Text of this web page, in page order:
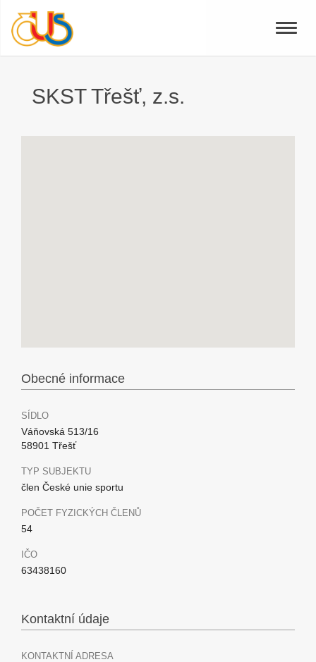
Toggle
SKST Třešť, z.s.
Obecné informace
SÍDLO
Váňovská 513/16
58901 Třešť
TYP SUBJEKTU
člen České unie sportu
POČET FYZICKÝCH ČLENŮ
54
IČO
63438160
Kontaktní údaje
KONTAKTNÍ ADRESA